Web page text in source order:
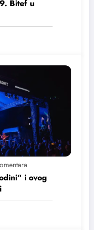
Bitef u
i ovog